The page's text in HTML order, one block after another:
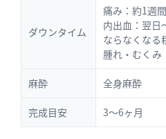
ダウンタイム
痛み：約1週間
内出血：翌日
ならなくなる
腫れ・むくみ
麻酔 全身麻酔
完成目安 3～6ヶ月